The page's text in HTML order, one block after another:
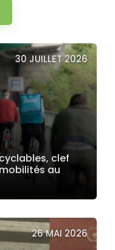
30 JUILLET 2026
clef
au
26 MAI 2026